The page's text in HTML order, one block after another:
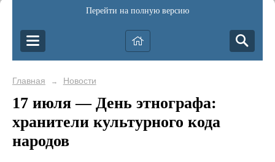
Перейти на полную версию
Главная → Новости
17 июля — День этнографа:
хранители культурного кода
народов